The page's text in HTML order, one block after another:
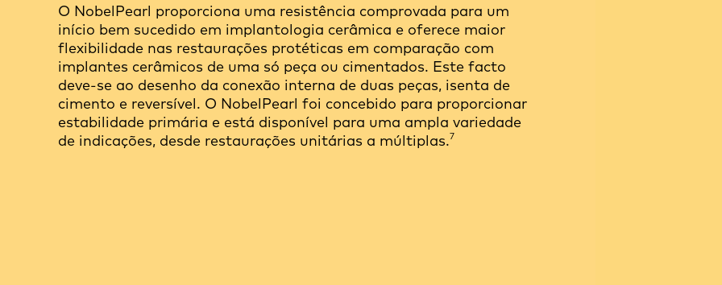
O NobelPearl proporciona uma resistência comprovada para um
início bem sucedido em implantologia cerâmica e oferece maior
flexibilidade nas restaurações protéticas em comparação com
implantes cerâmicos de uma só peça ou cimentados. Este facto
deve-se ao desenho da conexão interna de duas peças, isenta de
cimento e reversível. O NobelPearl foi concebido para proporcionar
estabilidade primária e está disponível para uma ampla variedade
de indicações, desde restaurações unitárias a múltiplas.7